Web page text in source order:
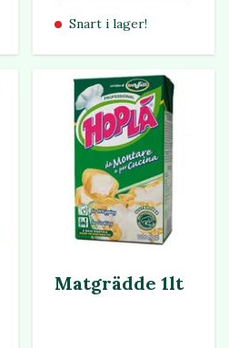
Snart i lager!
Matgrädde 1lt